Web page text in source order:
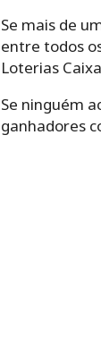
Se mais de
entre todos
Loterias
Se ninguém
ganhadores